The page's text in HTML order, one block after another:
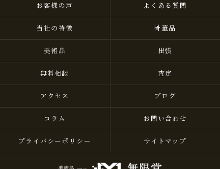
お客様の声 よくある質問
当社の特徴 骨董品
美術品 出張
無料相談 査定
アクセス ブログ
コラム お問い合わせ
プライバシーポリシー サイトマップ